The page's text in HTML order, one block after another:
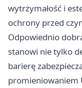
wytrzymałość i
ochrony przed
Odpowiednio
stanowi nie tylko
barierę
promieniowaniem